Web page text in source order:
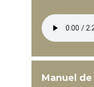
Manuel de